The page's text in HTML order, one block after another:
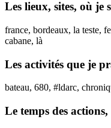
Les lieux, sites, où je
france, bordeaux, la teste,
cabane, là
Les activités que je
bateau, 680, #ldarc,
Le temps des